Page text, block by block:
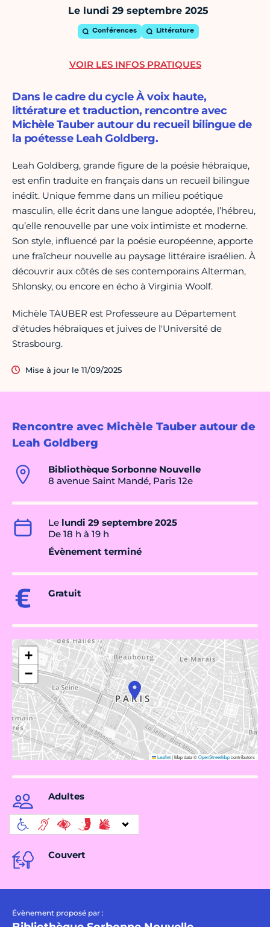
Le lundi 29 septembre 2025
Conférences Littérature
Rencontre avec Michèle Tauber autour de
Leah Goldberg
Bibliothèque Sorbonne Nouvelle
8 avenue Saint Mandé, Paris 12e
Le lundi 29 septembre 2025
De 18 h à 19 h
Évènement terminé
Gratuit
+
−
Leaflet|Map data ©OpenStreetMapcontributors
Adultes
Couvert
Évènement proposé par :
Dans le cadre du cycle À voix haute,
littérature et traduction, rencontre avec
Michèle Tauber autour du recueil bilingue de
la poétesse Leah Goldberg.
Leah Goldberg, grande figure de la poésie hébraïque,
est enfin traduite en français dans un recueil bilingue
inédit. Unique femme dans un milieu poétique
masculin, elle écrit dans une langue adoptée, l’hébreu,
qu’elle renouvelle par une voix intimiste et moderne.
Son style, influencé par la poésie européenne, apporte
une fraîcheur nouvelle au paysage littéraire israélien. À
découvrir aux côtés de ses contemporains Alterman,
Shlonsky, ou encore en écho à Virginia Woolf.
Michèle TAUBER est Professeure au Département
d'études hébraïques et juives de l'Université de
Strasbourg.
Mise à jour le 11/09/2025
VOIR LES INFOS PRATIQUES